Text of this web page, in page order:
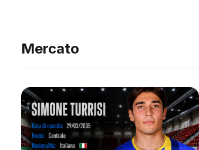
Mercato